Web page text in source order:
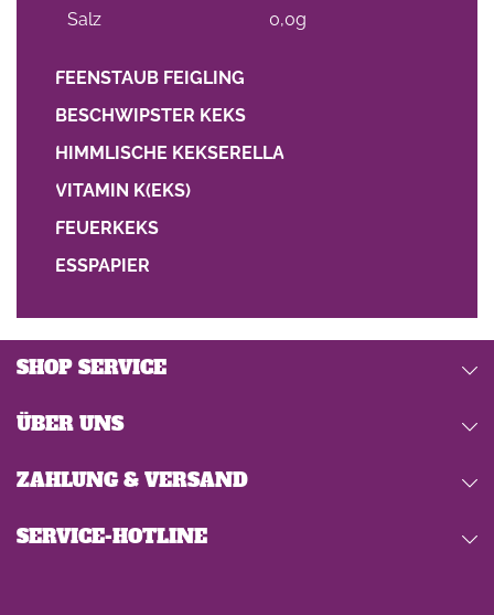
Salz 0,0g
FEENSTAUB FEIGLING
BESCHWIPSTER KEKS
HIMMLISCHE KEKSERELLA
VITAMIN K(EKS)
FEUERKEKS
ESSPAPIER
SERVICE-HOTLINE
SHOP SERVICE
ÜBER UNS
ZAHLUNG & VERSAND